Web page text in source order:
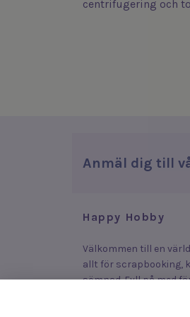
centrifugering och
Anmäl dig till
Happy Hobby
Välkommen till en
allt för scrapbooking,
sömnad. Fyll på med
eller upptäck roliga